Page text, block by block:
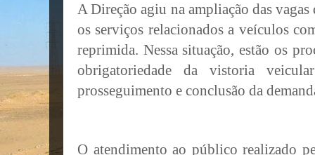
A Direção agiu na ampliação das
os serviços relacionados a veículos
reprimida. Nessa situação, estão os
obrigatoriedade da vistoria
prosseguimento e conclusão da
O atendimento ao público realizado